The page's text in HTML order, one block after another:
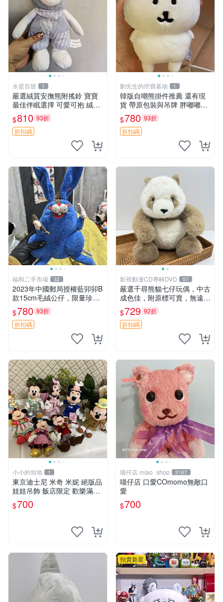
水星百貨 1
嚴選絨質安撫熊附搖鈴 寶寶
最佳伴眠選擇 可愛可抱 絨毛
玩具 安撫熊 嬰兒用
$810 93折
折扣碼
劉先生的挖寶基地 1
韓版自嘲熊掛件推薦 還有現
貨 帶原包裝與吊牌 胖嘟嘟超
可愛 毛絨手感佳 小熊掛件 自
嘲抱枕 小熊抱枕
$780 93折
折扣碼
福和二手市場 32
2023年中國郵局授權藍卯卯B
款15cm毛絨公仔，限量珍藏
版 毛絨玩具 新年禮品 藍卯卯
限量版 15cm
$780 93折
折扣碼
影視動漫CD專輯DVD 57
嚴選千尋熊貓七仔玩偶，中古
成色佳，附原標可賣，無遠方
一手送第二天即達 中古玩偶
熊貓七仔 千尋
$729 92折
折扣碼
小小的領地 1
東京迪士尼 米奇 米妮 絕版品
娃娃吊飾 飯店限定 歡樂滿人
間 復活節
$700
喵仔店 miao_shop 3167
喵仔店 口愛COmomo無敵口
愛
$700
拍賣新星